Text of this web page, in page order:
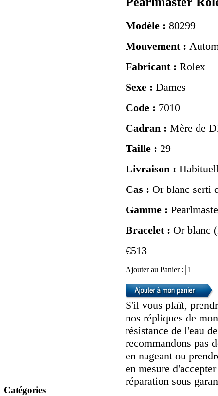
Catégories
Modèle : 80299
Mouvement :
Fabricant : Rolex
Sexe : Dames
Code : 7010
Cadran : Mère de
Taille : 29
Livraison :
Cas : Or blanc serti
Gamme :
Bracelet : Or blanc
€513
Ajouter au Panier :
S'il vous plaît,
nos répliques de
résistance de l'eau
recommandons pas
en nageant ou
en mesure
réparation sous